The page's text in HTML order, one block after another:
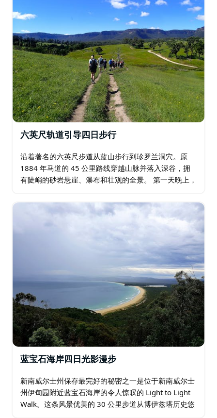
六英尺轨道引导四日步行
沿着著名的六英尺步道从蓝山步行到珍罗兰洞穴。原
1884 年马道的 45 公里路线穿越山脉并落入深谷，拥
有陡峭的砂岩悬崖、瀑布和壮观的全景。 第一天晚上，
有开阔的甲板和位于丛林中的基本共享住宿…
蓝宝石海岸四日光影漫步
新南威尔士州保存最完好的秘密之一是位于新南威尔士
州伊甸园附近蓝宝石海岸的令人惊叹的 Light to Light
Walk。这条风景优美的 30 公里步道从博伊兹塔历史悠